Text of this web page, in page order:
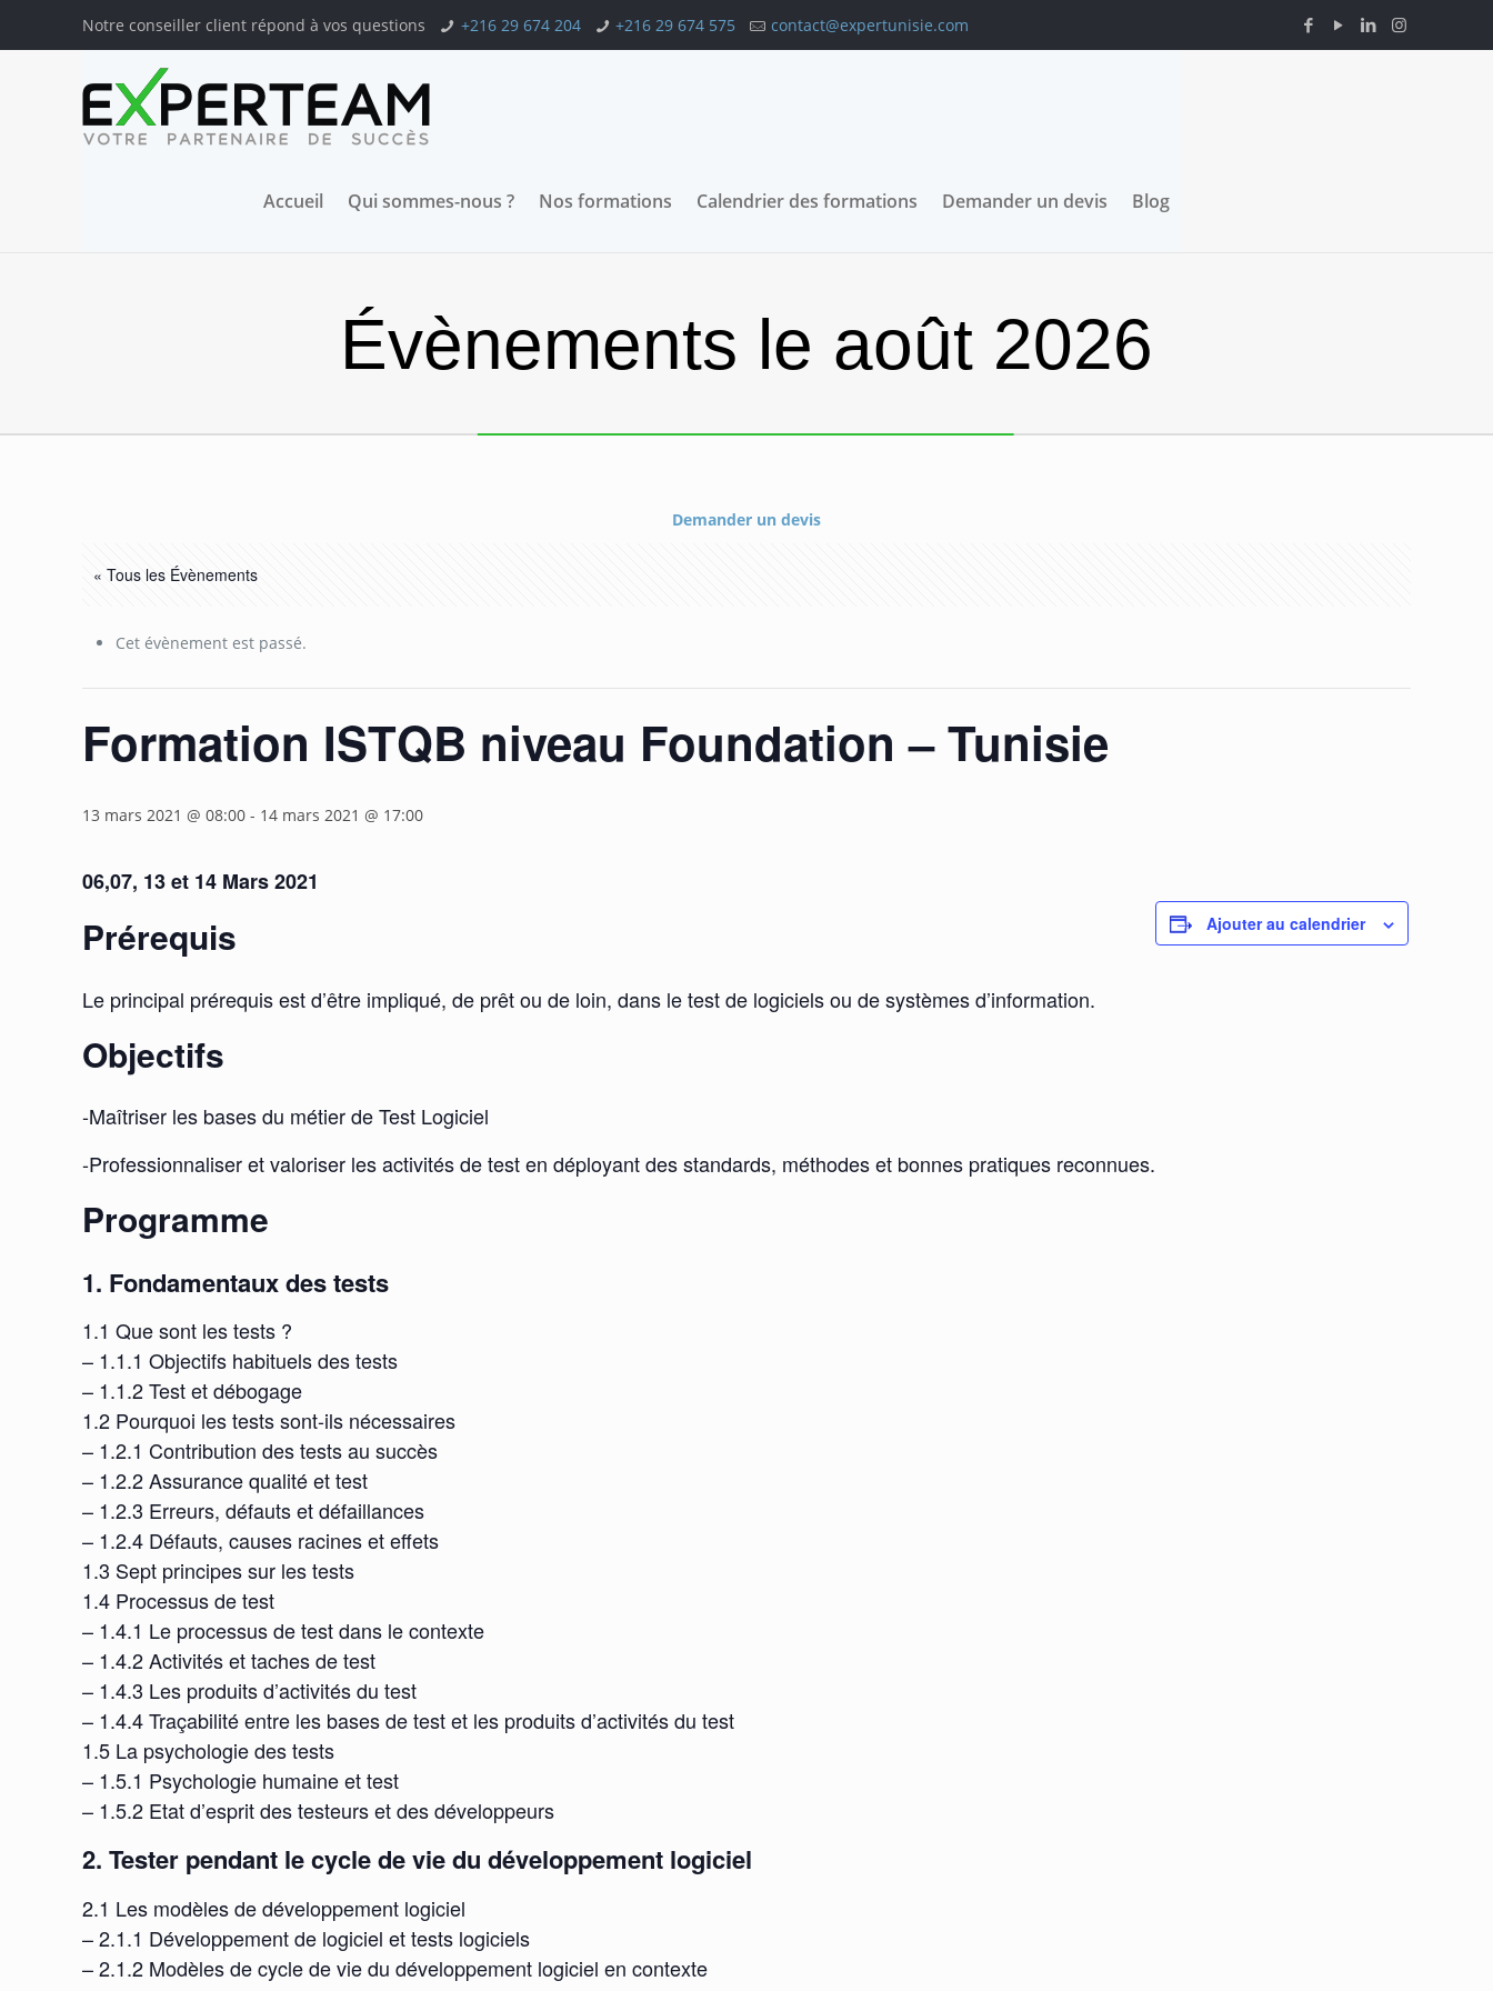
Notre conseiller client répond à vos questions +216 29 674 204 +216 29 674 575 contact@expertunisie.com
Accueil Qui sommes-nous ? Nos formations Calendrier des formations Demander un devis Blog
Évènements le août 2026
Demander un devis
« Tous les Évènements
Cet évènement est passé.
Formation ISTQB niveau Foundation – Tunisie
13 mars 2021 @ 08:00 - 14 mars 2021 @ 17:00
06,07, 13 et 14 Mars 2021
Prérequis
Le principal prérequis est d’être impliqué, de prêt ou de loin, dans le test de logiciels ou de systèmes d’information.
Objectifs
-Maîtriser les bases du métier de Test Logiciel
-Professionnaliser et valoriser les activités de test en déployant des standards, méthodes et bonnes pratiques reconnues.
Programme
1. Fondamentaux des tests
1.1 Que sont les tests ?
– 1.1.1 Objectifs habituels des tests
– 1.1.2 Test et débogage
1.2 Pourquoi les tests sont-ils nécessaires
– 1.2.1 Contribution des tests au succès
– 1.2.2 Assurance qualité et test
– 1.2.3 Erreurs, défauts et défaillances
– 1.2.4 Défauts, causes racines et effets
1.3 Sept principes sur les tests
1.4 Processus de test
– 1.4.1 Le processus de test dans le contexte
– 1.4.2 Activités et taches de test
– 1.4.3 Les produits d’activités du test
– 1.4.4 Traçabilité entre les bases de test et les produits d’activités du test
1.5 La psychologie des tests
– 1.5.1 Psychologie humaine et test
– 1.5.2 Etat d’esprit des testeurs et des développeurs
2. Tester pendant le cycle de vie du développement logiciel
2.1 Les modèles de développement logiciel
– 2.1.1 Développement de logiciel et tests logiciels
– 2.1.2 Modèles de cycle de vie du développement logiciel en contexte
Ajouter au calendrier